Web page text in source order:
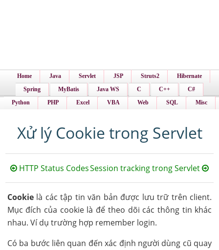
Home Java Servlet JSP Struts2
Hibernate
Spring
MyBatis Java WS C C++
C#
Python
PHP Excel VBA Web SQL Misc
Xử lý Cookie trong Servlet
HTTP Status CodesSession tracking trong Servlet
Cookielà các tập tin văn bản được lưu trữ trên client.
Mục đích của cookie là để theo dõi các thông tin khác
nhau. Ví dụ trường hợp remember login.
Có ba bước liên quan đến xác định người dùng cũ quay